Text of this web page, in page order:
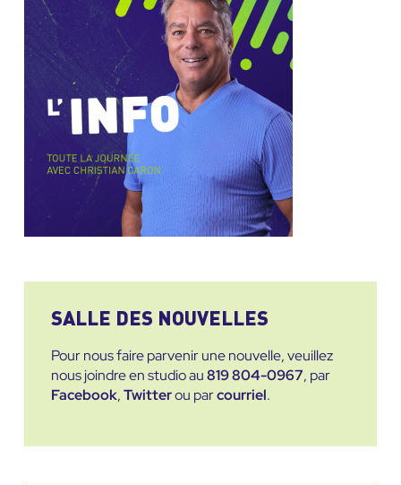
SALLE DES NOUVELLES
Pour nous faire parvenir une nouvelle, veuillez
nous joindre en studio au819 804-0967, par
Facebook,Twitterou parcourriel.